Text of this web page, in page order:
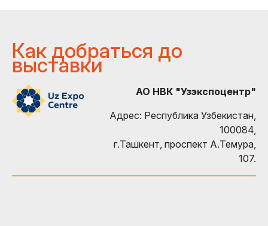
Как добраться до
выставки
АО НВК "Узэкспоцентр"
Адрес: Республика Узбекистан,
100084,
г.Ташкент, проспект А.Темура,
107.